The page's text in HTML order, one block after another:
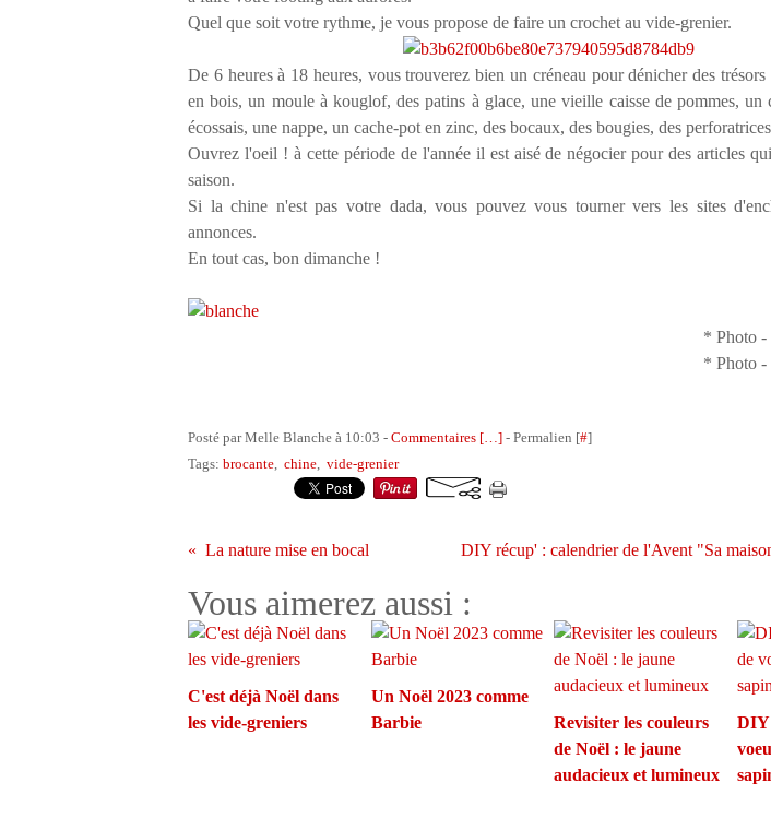
Quel que soit votre rythme, je vous propose de faire un crochet au vide-grenier.
De 6 heures à 18 heures, vous trouverez bien un créneau pour dénicher des
en bois, un moule à kouglof, des patins à glace, une vieille caisse de pommes, un
écossais, une nappe, un cache-pot en zinc, des bocaux, des bougies, des
Ouvrez l'oeil ! à cette période de l'année il est aisé de négocier pour des articles
saison.
Si la chine n'est pas votre dada, vous pouvez vous tourner vers les sites
annonces.
En tout cas, bon dimanche !
* Photo -
* Photo -
Posté par Melle Blanche à 10:03 - Commentaires […] - Permalien [#]
Tags: brocante, chine, vide-grenier
La nature mise en bocal DIY récup' : calendrier de l'Avent "Sa
Vous aimerez aussi :
C'est déjà Noël dans
les vide-greniers
Un Noël 2023 comme
Barbie
Revisiter les couleurs
de Noël : le jaune
audacieux et lumineux
DIY